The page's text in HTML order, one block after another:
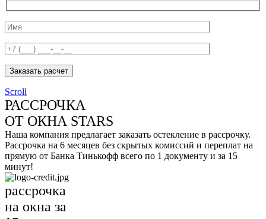
Заказать расчет
Scroll
РАССРОЧКА
ОТ ОКНА STARS
Наша компания предлагает заказать остекление в рассрочку.
Рассрочка на 6 месяцев без скрытых комиссий и переплат на
прямую от Банка Тинькофф всего по 1 документу и за 15
минут!
рассрочка
на окна за